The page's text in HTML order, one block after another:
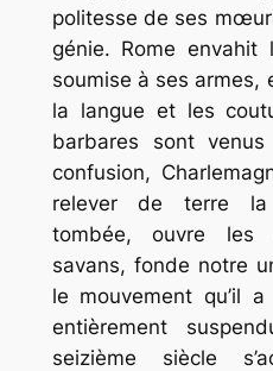
politesse de ses
génie. Rome envahit
soumise à ses armes,
la langue et les
barbares sont
confusion,
relever de terre la
tombée, ouvre les
savans, fonde notre
le mouvement qu’il a
entièrement
seizième siècle